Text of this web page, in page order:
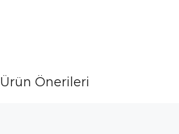
Ürün Önerileri